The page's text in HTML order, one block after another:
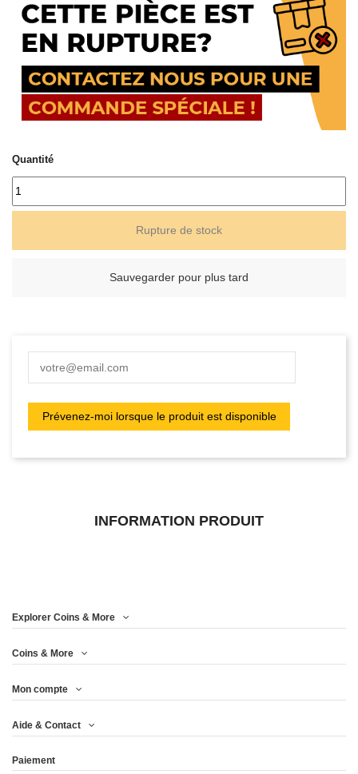
Quantité
Rupture de stock
Sauvegarder pour plus tard
INFORMATION PRODUIT
Explorer Coins & More
Coins & More
Mon compte
Aide & Contact
Paiement